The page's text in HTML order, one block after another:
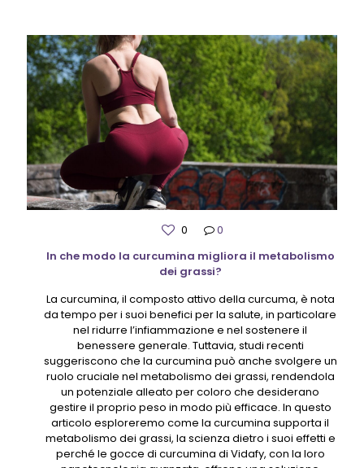
0
0
In che modo la curcumina migliora il metabolismo
dei grassi?
La curcumina, il composto attivo della curcuma, è nota
da tempo per i suoi benefici per la salute, in particolare
nel ridurre l’infiammazione e nel sostenere il
benessere generale. Tuttavia, studi recenti
suggeriscono che la curcumina può anche svolgere un
ruolo cruciale nel metabolismo dei grassi, rendendola
un potenziale alleato per coloro che desiderano
gestire il proprio peso in modo più efficace. In questo
articolo esploreremo come la curcumina supporta il
metabolismo dei grassi, la scienza dietro i suoi effetti e
perché le gocce di curcumina di Vidafy, con la loro